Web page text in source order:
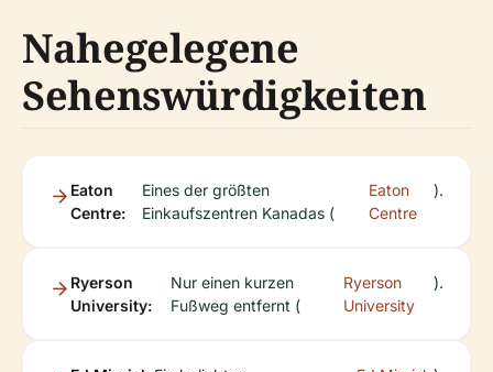
Nahegelegene
Sehenswürdigkeiten
Eaton
Centre:
Eines der größten
Einkaufszentren Kanadas (
Eaton
Centre
).
Ryerson
University:
Nur einen kurzen
Fußweg entfernt (
Ryerson
University
).